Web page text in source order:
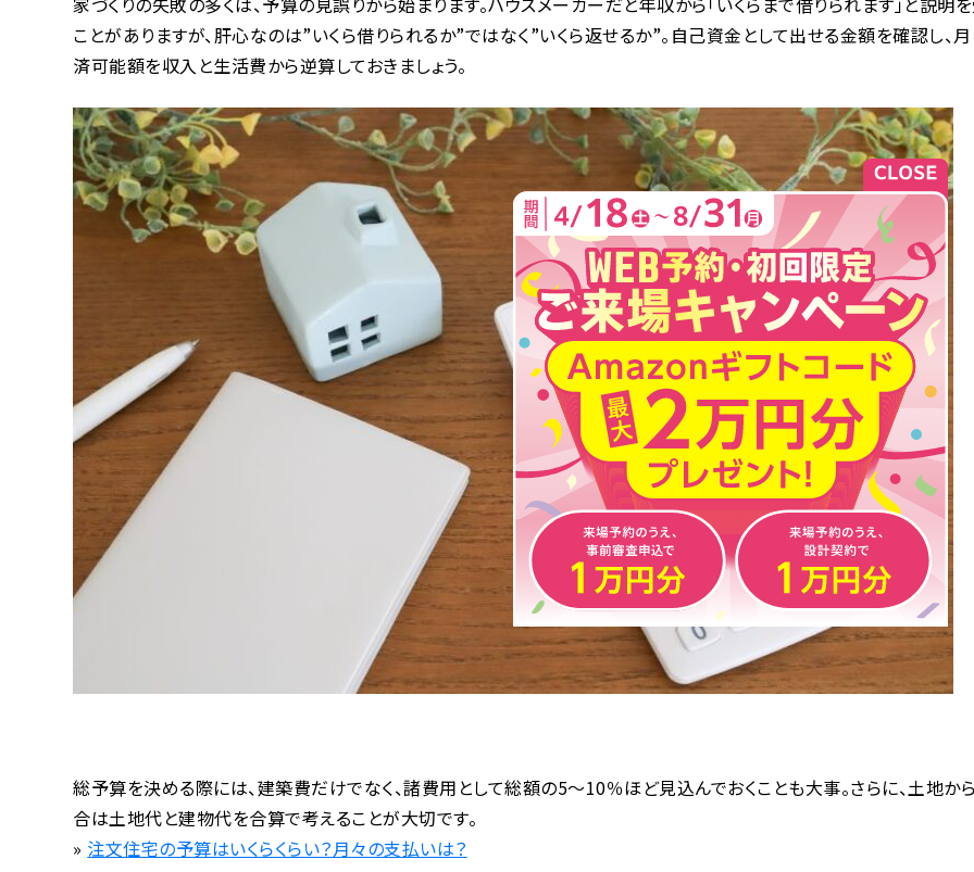
ことがありますが、肝心なのは”いくら借りられるか”ではなく”いくら返せるか”。自己資金として出せる金額を確認し、
済可能額を収入と生活費から逆算しておきましょう。
総予算を決める際には、建築費だけでなく、諸費用として総額の5〜10％ほど見込んでおくことも大事。さらに、土地か
合は土地代と建物代を合算で考えることが大切です。
» 注文住宅の予算はいくらくらい？月々の支払いは？